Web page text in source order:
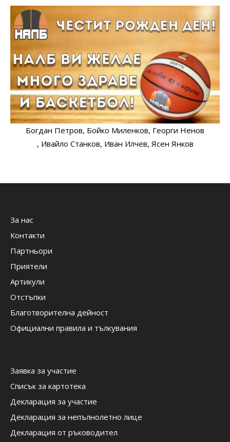
Богдан Петров, Бойко Миленков, Георги Ненов
, Ивайло Станков, Иван Илчев, Ясен Янков
За нас
Контакти
Партньори
Приятели
Артикули
Отстъпки
Благотворителна дейност
Официални правила и тълкувания
Заявка за участие
Списък за картотека
Декларация за участие
Декларация за непълнолетно лице
Декларация от ръководител